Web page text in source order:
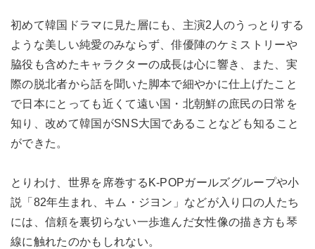
初めて韓国ドラマに見た層にも、主演2人のうっとりする
ような美しい純愛のみならず、俳優陣のケミストリーや
脇役も含めたキャラクターの成長は心に響き、また、実
際の脱北者から話を聞いた脚本で細やかに仕上げたこと
で日本にとっても近くて遠い国・北朝鮮の庶民の日常を
知り、改めて韓国がSNS大国であることなども知ること
ができた。
とりわけ、世界を席巻するK-POPガールズグループや小
説「82年生まれ、キム・ジヨン」などが入り口の人たち
には、信頼を裏切らない一歩進んだ女性像の描き方も琴
線に触れたのかもしれない。